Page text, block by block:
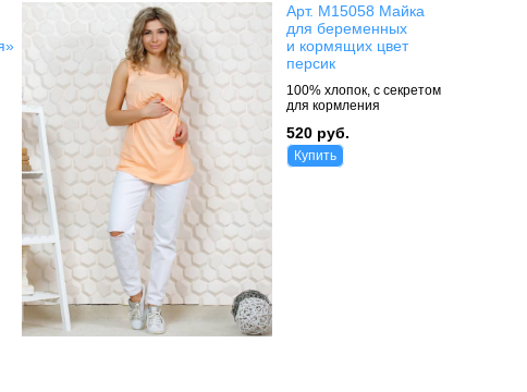
Арт. М15058 Майка
для беременных
и кормящих цвет
персик
100% хлопок, с секретом
для кормления
520 руб.
Купить